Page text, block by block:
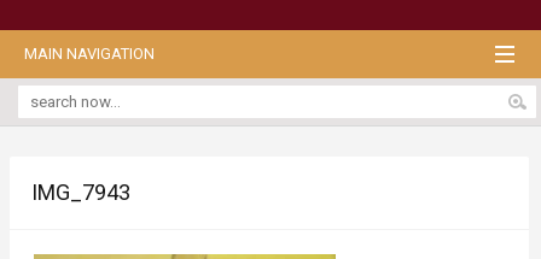
MAIN NAVIGATION
IMG_7943